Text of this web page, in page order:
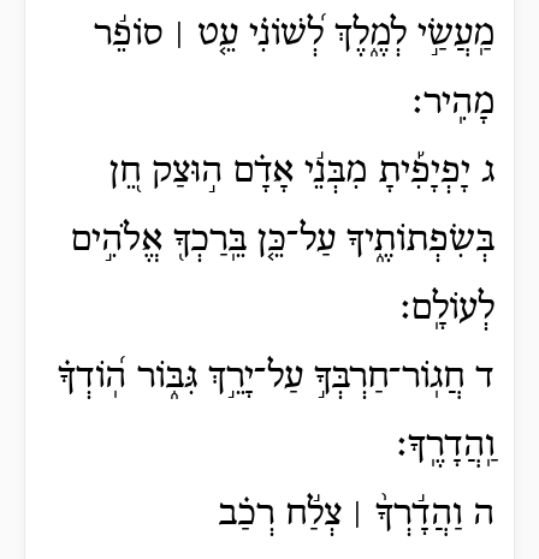
מַֽעֲשַׂ֣י לְמֶ֑לֶךְ לְ֝שׁוֹנִ֗י עֵ֤ט ׀ סוֹפֵ֬ר
מָהִֽיר׃
ג יָפְיָפִ֡יתָ מִבְּנֵ֬י אָדָ֗ם ה֣וּצַק חֵ֭ן
בְּשִׂפְתוֹתֶ֑יךָ עַל־כֵּ֤ן בֵּֽרַכְךָ֖ אֱלֹהִ֣ים
לְעוֹלָֽם׃
ד חֲגֽוֹר־חַרְבְּךָ֣ עַל־יָרֵ֣ךְ גִּבּ֑וֹר הֽ֝וֹדְךָ֗
וַֽהֲדָרֶֽךָ׃
ה וַהֲדָ֬רְךָ֨ ׀ צְלַ֬ח רְכַ֗ב